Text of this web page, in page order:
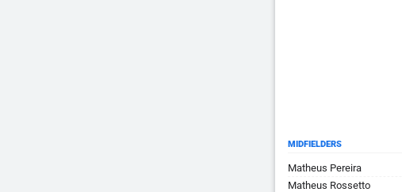
MIDFIELDERS
Matheus Pereira
Matheus Rossetto